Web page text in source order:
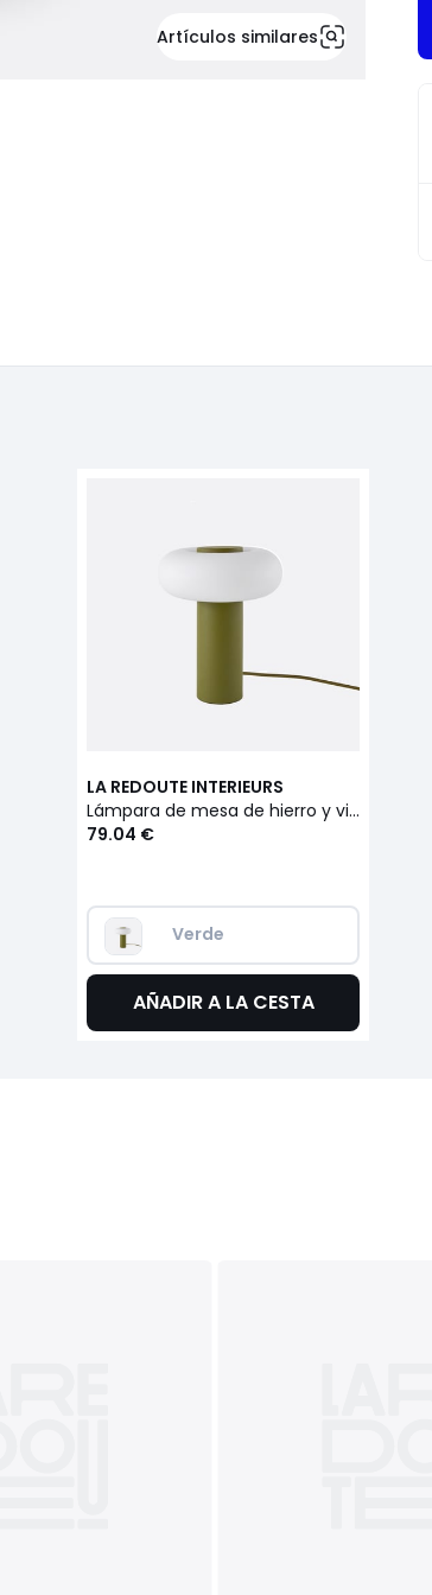
Artículos similares
LA REDOUTE INTERIEURS
Lámpara de mesa de hierro y vidrio opalino, altura de 25,6 cm, OMER
79.04 €
Verde
AÑADIR A LA CESTA